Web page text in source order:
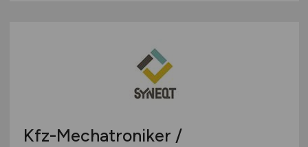
Kfz-Mechatroniker /